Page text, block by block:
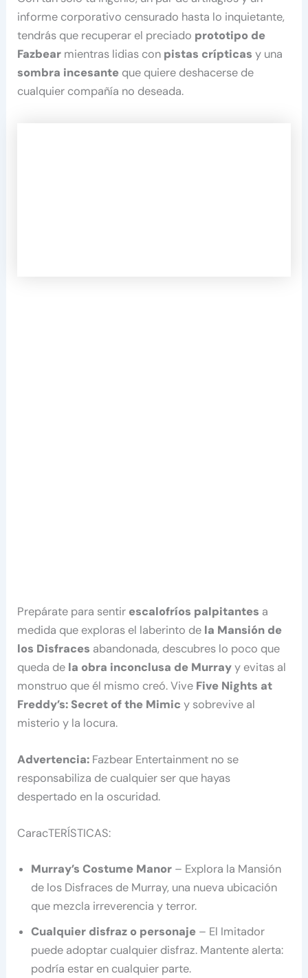
informe corporativo censurado hasta lo inquietante,
tendrás que recuperar el preciado prototipo de
Fazbear mientras lidias con pistas crípticas y una
sombra incesante que quiere deshacerse de
cualquier compañía no deseada.
Prepárate para sentir escalofríos palpitantes a
medida que exploras el laberinto de la Mansión de
los Disfraces abandonada, descubres lo poco que
queda de la obra inconclusa de Murrayy evitas al
monstruo que él mismo creó. Vive Five Nights at
Freddy’s: Secret of the Mimic y sobrevive al
misterio y la locura.
Advertencia: Fazbear Entertainment no se
responsabiliza de cualquier ser que hayas
despertado en la oscuridad.
CaracTERÍSTICAS:
Murray’s Costume Manor – Explora la Mansión
de los Disfraces de Murray, una nueva ubicación
que mezcla irreverencia y terror.
Cualquier disfraz o personaje – El Imitador
puede adoptar cualquier disfraz. Mantente alerta:
podría estar en cualquier parte.